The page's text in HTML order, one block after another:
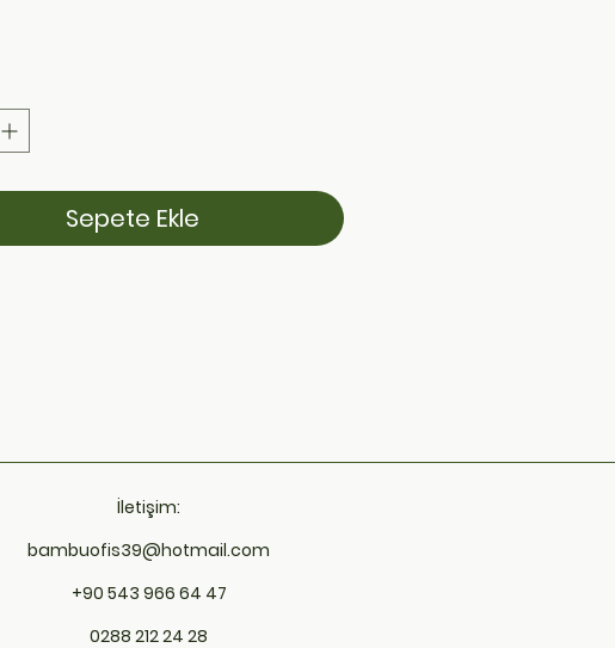
Sepete Ekle
İletişim:
bambuofis39@hotmail.com
+90 543 966 64 47
0288 212 24 28